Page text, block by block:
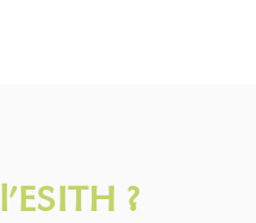
l’ESITH ?